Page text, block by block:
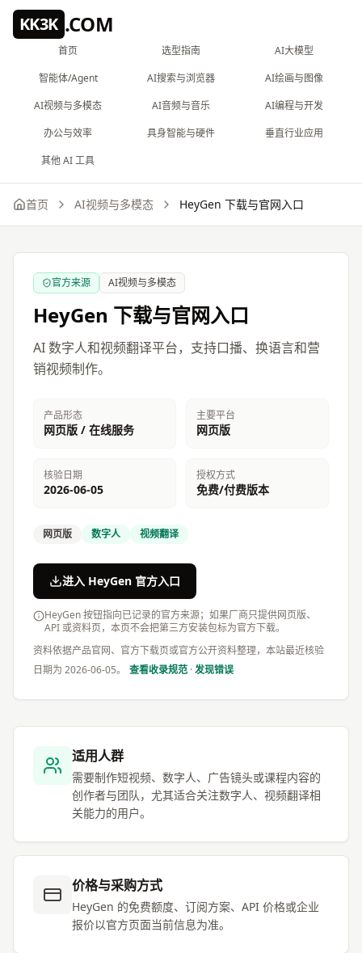
跳到主要内容
KK3K .COM
首页 选型指南
AI大模型
智能体/Agent
AI搜索与浏览器
AI绘画与图像
AI视频与多模态
AI音频与音乐
AI编程与开发
办公与效率
具身智能与硬件
垂直行业应用
其他 AI 工具
首页 AI视频与多模态 HeyGen 下载与官网入口
官方来源 AI视频与多模态
HeyGen 下载与官网入口
AI 数字人和视频翻译平台，支持口播、换语言和营
销视频制作。
产品形态
网页版 / 在线服务
主要平台
网页版
核验日期
2026-06-05
授权方式
免费/付费版本
网页版 数字人 视频翻译
进入 HeyGen 官方入口
HeyGen 按钮指向已记录的官方来源；如果厂商只提供网页版、
API 或资料页，本页不会把第三方安装包标为官方下载。
资料依据产品官网、官方下载页或官方公开资料整理，本站最近核验
日期为 2026-06-05。 查看收录规范 ·发现错误
适用人群
需要制作短视频、数字人、广告镜头或课程内容的
创作者与团队，尤其适合关注数字人、视频翻译相
关能力的用户。
价格与采购方式
HeyGen 的免费额度、订阅方案、API 价格或企业
报价以官方页面当前信息为准。